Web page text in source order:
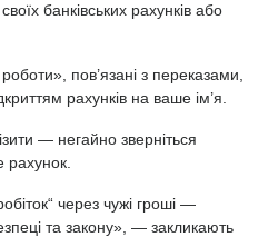
банківських рахунків або
пов’язані з переказами,
рахунків на ваше ім’я.
— негайно зверніться
рахунок.
через чужі гроші —
та закону», — закликають